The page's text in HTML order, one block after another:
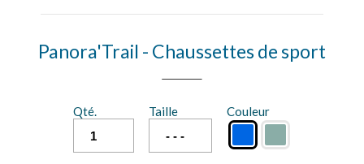
Panora'Trail - Chaussettes de sport
Qté. Taille Couleur